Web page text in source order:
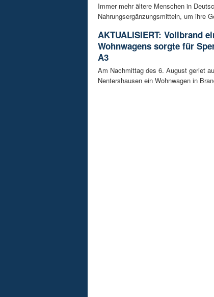
Immer mehr ältere Menschen in
Nahrungsergänzungsmitteln, um ihre
AKTUALISIERT: Vollbrand
Wohnwagens sorgte für
A3
Am Nachmittag des 6. August geriet
Nentershausen ein Wohnwagen in